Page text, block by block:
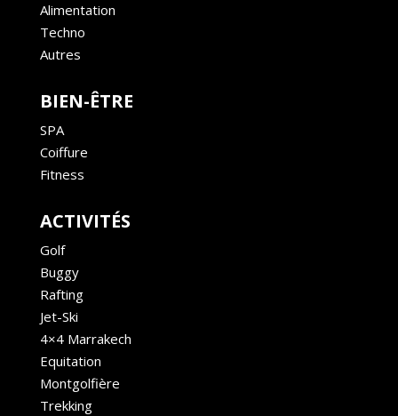
Alimentation
Techno
Autres
BIEN-ÊTRE
SPA
Coiffure
Fitness
ACTIVITÉS
Golf
Buggy
Rafting
Jet-Ski
4×4 Marrakech
Equitation
Montgolfière
Trekking